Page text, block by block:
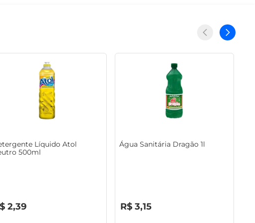
Líquido Atol
500ml
2,39
Água Sanitária Dragão 1l
R$ 3,15